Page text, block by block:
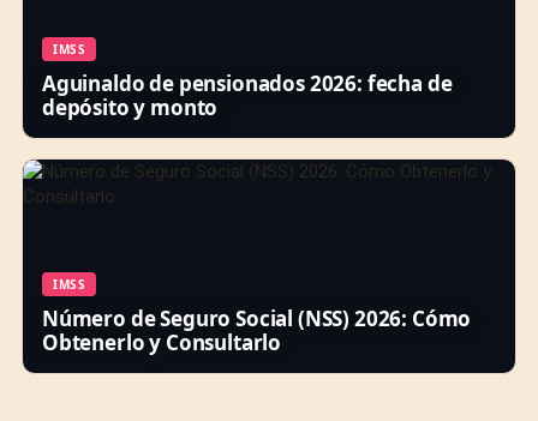
IMSS
Aguinaldo de pensionados 2026: fecha de
depósito y monto
IMSS
Número de Seguro Social (NSS) 2026: Cómo
Obtenerlo y Consultarlo